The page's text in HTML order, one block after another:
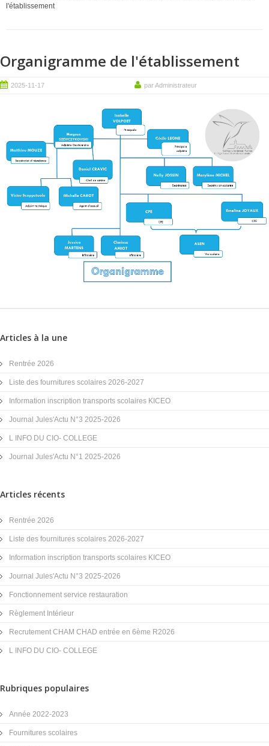
l'établissement
Organigramme de l'établissement
2025-11-17 par Administrateur
Articles à la une
Rentrée 2026
Liste des fournitures scolaires 2026-2027
Information inscription transports scolaires KICEO
Journal Jules'Actu N°3 2025-2026
L INFO DU CIO- COLLEGE
Journal Jules'Actu N°1 2025-2026
Articles récents
Rentrée 2026
Liste des fournitures scolaires 2026-2027
Information inscription transports scolaires KICEO
Journal Jules'Actu N°3 2025-2026
Fonctionnement service restauration
Règlement Intérieur
Recrutement CHAM CHAD entrée en 6ème R2026
L INFO DU CIO- COLLEGE
Rubriques populaires
Année 2022-2023
Fournitures scolaires